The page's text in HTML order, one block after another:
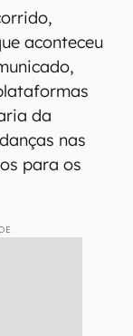
aconteceu
da
nas
para os